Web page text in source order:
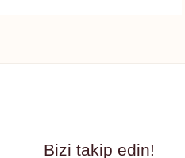
Bizi takip edin!